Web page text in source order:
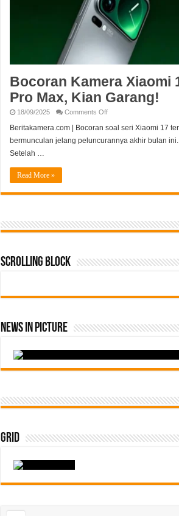
Bocoran Kamera Xiaomi
Pro Max, Kian Garang!
18/09/2025 Comments Offon
Kamera
17
Beritakamera.com | Bocoran soal seri Xiaomi 17
bermunculan jelang peluncurannya akhir bulan ini.
Setelah …
Read More »
Scrolling Block
News In Picture
Grid